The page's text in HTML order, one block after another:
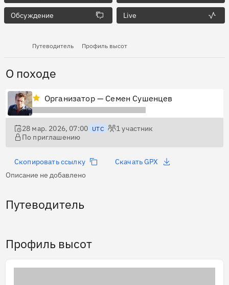
Обсуждение Live
Путеводитель Профиль высот
О походе
Организатор — Семен Сушенцев
28 мар. 2026, 07:00 UTC 1участник
По приглашению
Скопировать ссылку
Скачать GPX
Описание не добавлено
Путеводитель
Профиль высот